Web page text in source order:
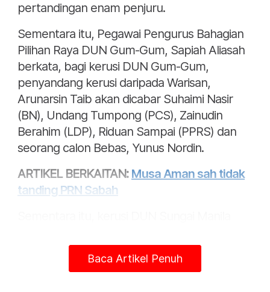
pertandingan enam penjuru.
Sementara itu, Pegawai Pengurus Bahagian
Pilihan Raya DUN Gum-Gum, Sapiah Aliasah
berkata, bagi kerusi DUN Gum-Gum,
penyandang kerusi daripada Warisan,
Arunarsin Taib akan dicabar Suhaimi Nasir
(BN), Undang Tumpong (PCS), Zainudin
Berahim (LDP), Riduan Sampai (PPRS) dan
seorang calon Bebas, Yunus Nordin.
ARTIKEL BERKAITAN: Musa Aman sah tidak
tanding PRN Sabah
Sudin akan berdepan dengan lima lagi calon
iaitu Mokran Ingkat (BN), Sahidzan Ag Salleh
Baca Artikel Penuh